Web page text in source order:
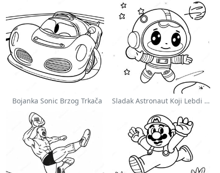
Bojanka Sonic Brzog Trkača Sladak Astronaut Koji Lebdi U Svemiru Na Stranici Za Bojanje